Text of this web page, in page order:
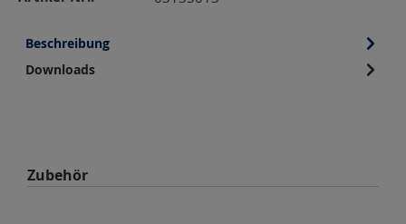
Beschreibung
Downloads
Produktgalerie überspringen
Zubehör